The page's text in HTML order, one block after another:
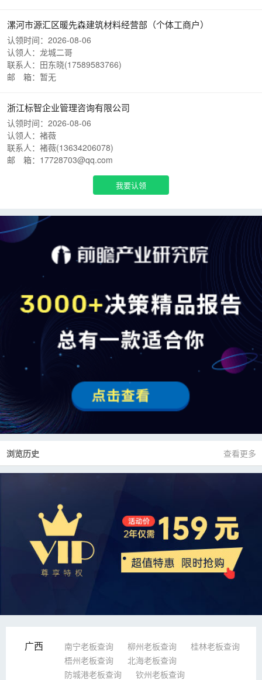
漯河市源汇区暖先森建筑材料经营部（个体工商户）
认领时间：2026-08-06
认领人：龙城二哥
联系人：田东晓(17589583766)
邮 箱：暂无
浙江标智企业管理咨询有限公司
认领时间：2026-08-06
认领人：褚薇
联系人：褚薇(13634206078)
邮 箱：17728703@qq.com
我要认领
浏览历史 查看更多
广西 南宁老板查询 柳州老板查询
桂林老板查询
梧州老板查询
北海老板查询
防城港老板查询
钦州老板查询